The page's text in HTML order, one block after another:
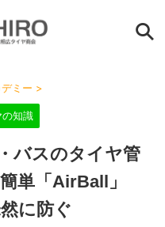
ミー >
の知識
バスのタイヤ管
単「AirBall」
に防ぐ